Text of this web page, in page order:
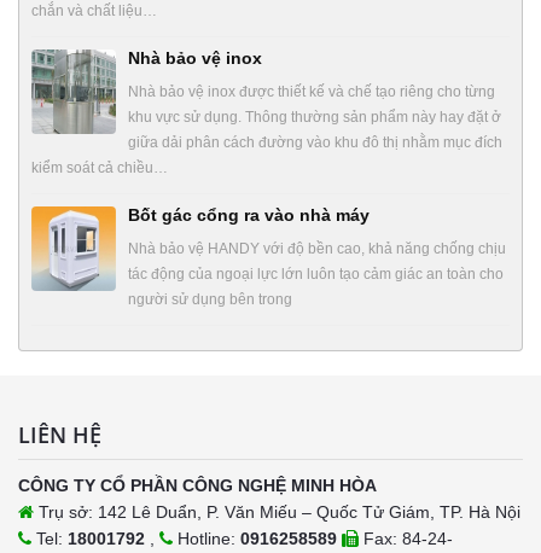
chắn và chất liệu…
Nhà bảo vệ inox
Nhà bảo vệ inox được thiết kế và chế tạo riêng cho từng
khu vực sử dụng. Thông thường sản phẩm này hay đặt ở
giữa dải phân cách đường vào khu đô thị nhằm mục đích
kiểm soát cả chiều…
Bốt gác cổng ra vào nhà máy
Nhà bảo vệ HANDY với độ bền cao, khả năng chống chịu
tác động của ngoại lực lớn luôn tạo cảm giác an toàn cho
người sử dụng bên trong
LIÊN HỆ
CÔNG TY CỔ PHẦN CÔNG NGHỆ MINH HÒA
Trụ sở: 142 Lê Duẩn, P. Văn Miếu – Quốc Tử Giám, TP. Hà Nội
Tel: 18001792 Hotline: 0916258589
Fax: 84-24-